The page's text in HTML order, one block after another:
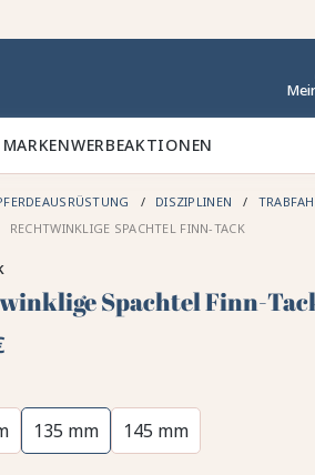
WERBEAKTIONEN
DISZIPLINEN
RECHTWINKLIGE SPACHTEL FINN-TACK
Spachtel Finn-
135 mm 145 mm